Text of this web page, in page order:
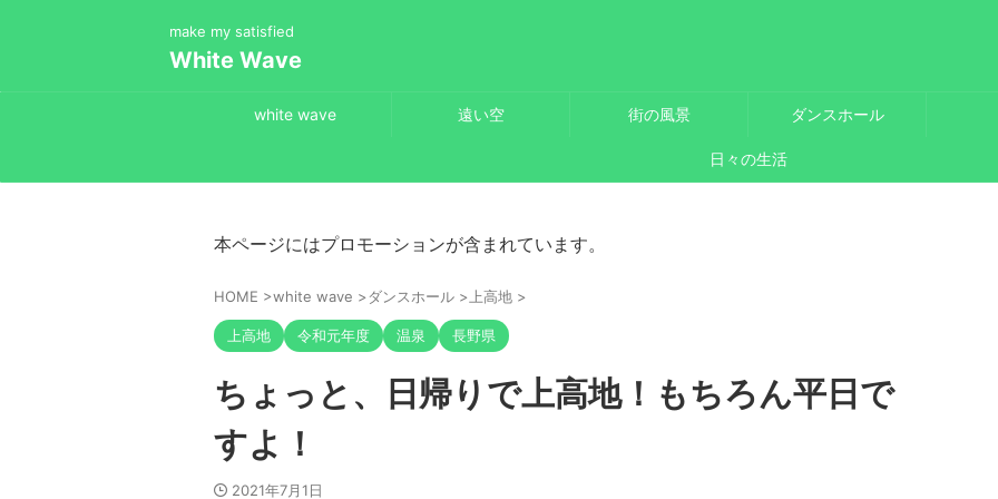
make my satisfied
White Wave
white wave 遠い空 街の風景 ダンスホール
日々の生活
本ページにはプロモーションが含まれています。
HOME >white wave >ダンスホール > 上高地 >
上高地 令和元年度 温泉 長野県
ちょっと、日帰りで上高地！もちろん平日で
すよ！
2021年7月1日